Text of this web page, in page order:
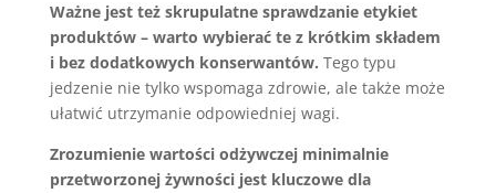
Ważne jest też skrupulatne sprawdzanie etykiet
produktów – warto wybierać te z krótkim składem
i bez dodatkowych konserwantów. Tego typu
jedzenie nie tylko wspomaga zdrowie, ale także może
ułatwić utrzymanie odpowiedniej wagi.
Zrozumienie wartości odżywczej minimalnie
przetworzonej żywności jest kluczowe dla